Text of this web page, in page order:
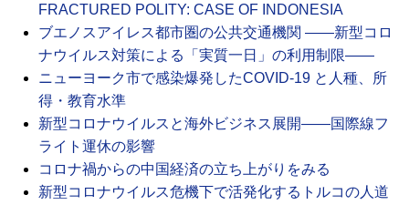
FRACTURED POLITY: CASE OF INDONESIA
ブエノスアイレス都市圏の公共交通機関 ――新型コロ
ナウイルス対策による「実質一日」の利用制限――
ニューヨーク市で感染爆発したCOVID-19 と人種、所
得・教育水準
新型コロナウイルスと海外ビジネス展開――国際線フ
ライト運休の影響
コロナ禍からの中国経済の立ち上がりをみる
新型コロナウイルス危機下で活発化するトルコの人道